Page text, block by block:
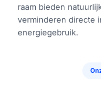
raam bieden
verminderen directe
energiegebruik.